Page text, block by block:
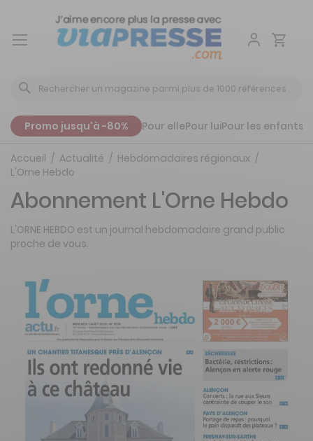
Aller
Promo jusqu'à -80% Pour ellePour luiPour les enfants
Accueil Actualité
Hebdomadaires régionaux
L'Orne Hebdo
Abonnement L'Orne Hebdo
L'ORNE HEBDO est un journal hebdomadaire grand public
proche de vous.